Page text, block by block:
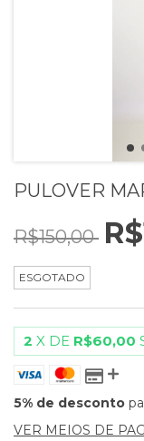
PULOVER
R$150,00
ESGOTADO
2 X DE R$60,00
5% de desconto
VER MEIOS DE